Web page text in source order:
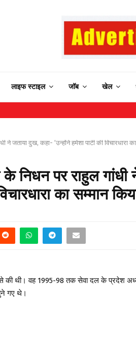
लाइफ स्टाइल जॉब खेल
जताया दुख, कहा- ‘उन्होंने हमेशा पार्टी की विचारधारा
निधन पर राहुल गांधी
का सम्मान
थी। वह 1995-98 तक सेवा दल के प्रदेश
गए थे।